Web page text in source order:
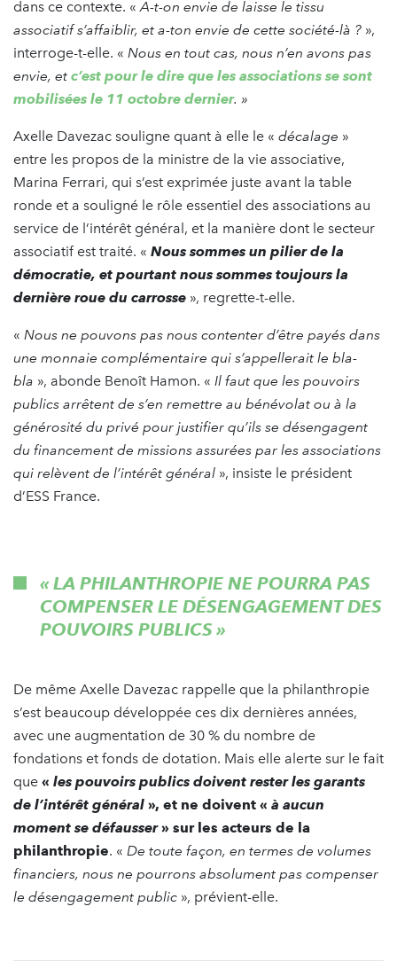
dans ce contexte. « A-t-on envie de laisse le tissu
associatif s’affaiblir, et a-ton envie de cette société-là ? »,
interroge-t-elle. « Nous en tout cas, nous n’en avons pas
envie, et c’est pour le dire que les associations se sont
mobilisées le 11 octobre dernier. »
Axelle Davezac souligne quant à elle le « décalage »
entre les propos de la ministre de la vie associative,
Marina Ferrari, qui s’est exprimée juste avant la table
ronde et a souligné le rôle essentiel des associations au
service de l’intérêt général, et la manière dont le secteur
associatif est traité. « Nous sommes un pilier de la
démocratie, et pourtant nous sommes toujours la
dernière roue du carrosse », regrette-t-elle.
« Nous ne pouvons pas nous contenter d’être payés dans
une monnaie complémentaire qui s’appellerait le bla-
bla », abonde Benoît Hamon. « Il faut que les pouvoirs
publics arrêtent de s’en remettre au bénévolat ou à la
générosité du privé pour justifier qu’ils se désengagent
du financement de missions assurées par les associations
qui relèvent de l’intérêt général », insiste le président
d’ESS France.
« LA PHILANTHROPIE NE POURRA PAS
COMPENSER LE DÉSENGAGEMENT DES
POUVOIRS PUBLICS »
De même Axelle Davezac rappelle que la philanthropie
s’est beaucoup développée ces dix dernières années,
avec une augmentation de 30 % du nombre de
fondations et fonds de dotation. Mais elle alerte sur le fait
que « les pouvoirs publics doivent rester les garants
de l’intérêt général », et ne doivent « à aucun
moment se défausser» sur les acteurs de la
philanthropie. « De toute façon, en termes de volumes
financiers, nous ne pourrons absolument pas compenser
le désengagement public », prévient-elle.